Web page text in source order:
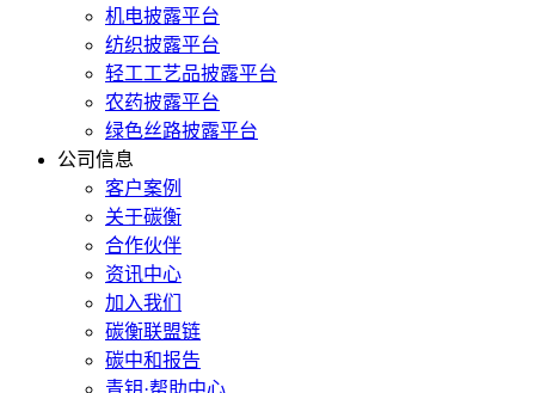
机电披露平台
纺织披露平台
轻工工艺品披露平台
农药披露平台
绿色丝路披露平台
公司信息
客户案例
关于碳衡
合作伙伴
资讯中心
加入我们
碳衡联盟链
碳中和报告